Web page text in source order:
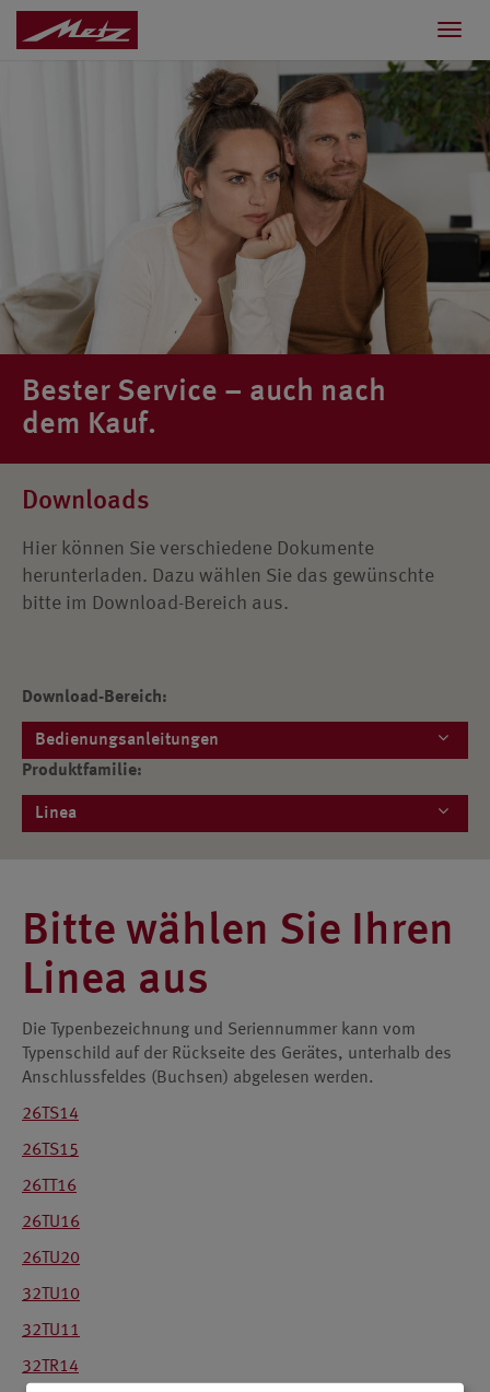
Bester Service – auch nach
dem Kauf.
Downloads
Hier können Sie verschiedene Dokumente
herunterladen. Dazu wählen Sie das gewünschte
bitte im Download-Bereich aus.
Download-Bereich:
Bedienungsanleitungen
Produktfamilie:
Linea
Bitte wählen Sie Ihren
Linea aus
Die Typenbezeichnung und Seriennummer kann vom
Typenschild auf der Rückseite des Gerätes, unterhalb des
Anschlussfeldes (Buchsen) abgelesen werden.
26TS14
26TS15
26TT16
26TU16
26TU20
32TU10
32TU11
32TR14